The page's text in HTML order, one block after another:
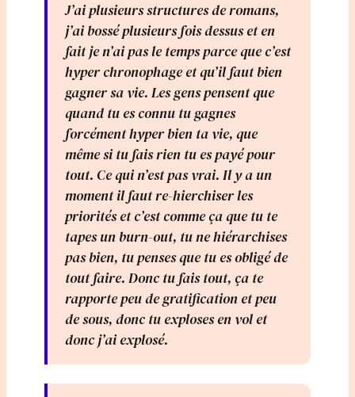
J’ai plusieurs structures de romans,
j’ai bossé plusieurs fois dessus et en
fait je n’ai pas le temps parce que c’est
hyper chronophage et qu’il faut bien
gagner sa vie. Les gens pensent que
quand tu es connu tu gagnes
forcément hyper bien ta vie, que
même si tu fais rien tu es payé pour
tout. Ce qui n’est pas vrai. Il y a un
moment il faut re-hierchiser les
priorités et c’est comme ça que tu te
tapes un burn-out, tu ne hiérarchises
pas bien, tu penses que tu es obligé de
tout faire. Donc tu fais tout, ça te
rapporte peu de gratification et peu
de sous, donc tu exploses en vol et
donc j’ai explosé.